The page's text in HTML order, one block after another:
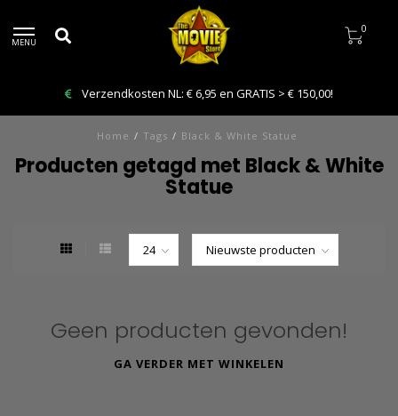
MENU
0
NL: € 6,95 en GRATIS > € 150,00! Bestelling
Home / Tags / Black & White Statue
Producten getagd met Black & White
Statue
Geen producten gevonden!
GA VERDER MET WINKELEN